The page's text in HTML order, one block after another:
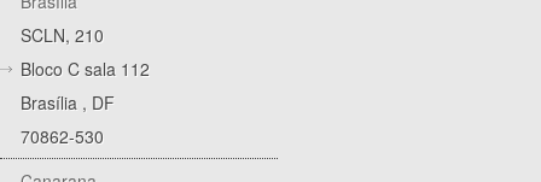
SCLN, 210
Bloco C sala 112
Brasília , DF
70862-530